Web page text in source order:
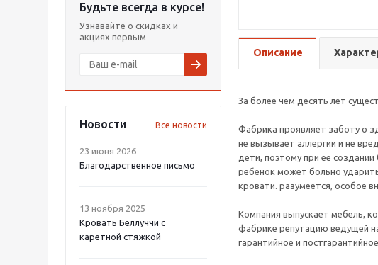
Будьте всегда в курсе!
Узнавайте о скидках и
акциях первым
Новости Все новости
23 июня 2026
Благодарственное письмо
13 ноября 2025
Кровать Беллуччи с
каретной стяжкой
Описание
За более чем десять лет
Фабрика проявляет заботу о
не вызывает аллергии и не
дети, поэтому при ее
ребенок может больно
кровати. разумеется, особое
Компания выпускает мебель,
фабрике репутацию ведущей
гарантийное и